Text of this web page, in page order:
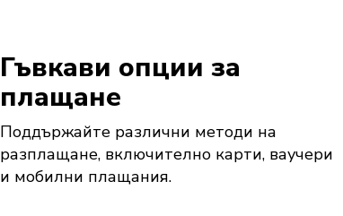
Гъвкави опции за
плащане
Поддържайте различни методи на
разплащане, включително карти, ваучери
и мобилни плащания.